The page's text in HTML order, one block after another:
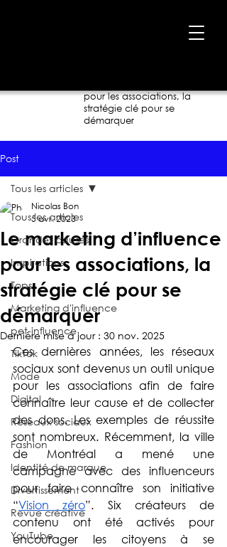
pour les associations, la
stratégie clé pour se
démarquer
Post
Tous les articles
Grandes causes
Inspirations
Tops
Marketing d'influence
pet-influence
TikTok
Mode
Digital
Réseaux sociaux
Fashion
Identité de marque
Divertissement
Revue créative
YouTube
Tous les articles
Le marketing d’influence
pour les associations, la
stratégie clé pour se
démarquer
Nicolas Bon
5 avr. 2023
Dernière mise à jour : 30 nov. 2025
Ces dernières années, les réseaux
sociaux sont devenus un outil unique
pour les associations afin de faire
connaître leur cause et de collecter
des dons. Les exemples de réussite
sont nombreux. Récemment, la ville
de Montréal a mené une
campagne avec des influenceurs
pour faire connaître son initiative
“Vision zéro”. Six créateurs de
contenu ont été activés pour
encourager les citoyens à se